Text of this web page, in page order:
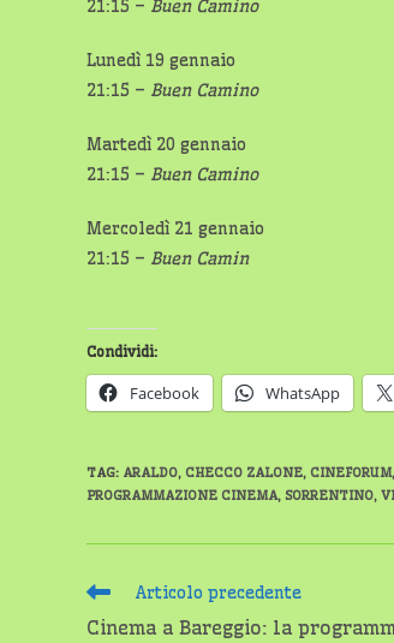
21:15 – Buen Camino
Lunedì 19 gennaio
21:15 – Buen Camino
Martedì 20 gennaio
21:15 – Buen Camino
Mercoledì 21 gennaio
21:15 – Buen Camin
Condividi:
Facebook WhatsApp
TAG: ARALDO, CHECCO ZALONE, CINEFORUM,
PROGRAMMAZIONE CINEMA, SORRENTINO,
Leggi
articoli
Articolo precedente
Cinema a Bareggio: la